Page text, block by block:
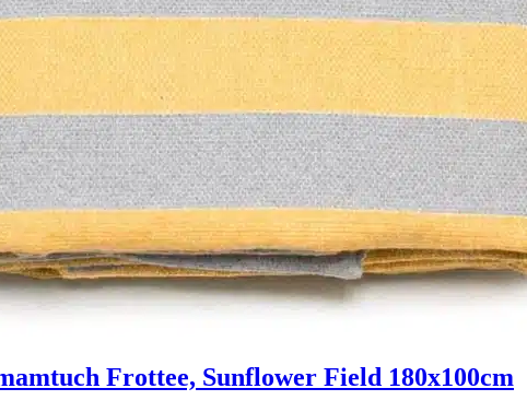
Frottee, Sunflower Field 180x100cm